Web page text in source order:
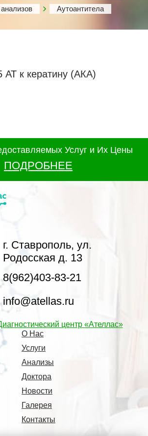
Аутоантитела
АТ к кератину (АКА)
Услуг и Их Цены
ПОДРОБНЕЕ
г. Ставрополь, ул.
Родосская д. 13
8(962)403-83-21
info@atellas.ru
О Нас
Услуги
Анализы
Доктора
Новости
Галерея
Контакты